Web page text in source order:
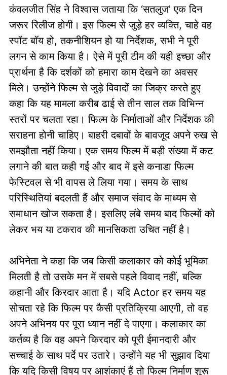
कंवलजीत सिंह ने विश्वास जताया कि ‘सतलुज’ एक दिन
जरूर रिलीज होगी। इस फिल्म से जुड़े हर व्यक्ति, चाहे वह
स्पॉट बॉय हो, तकनीशियन हो या निर्देशक, सभी ने पूरी
लगन से काम किया है। ऐसे में पूरी टीम की यही इच्छा और
प्रार्थना है कि दर्शकों को हमारा काम देखने का अवसर
मिले। उन्होंने फिल्म से जुड़े विवादों का जिक्र करते हुए
कहा कि यह मामला करीब ढाई से तीन साल तक विभिन्न
स्तरों पर चलता रहा। फिल्म के निर्माताओं और निर्देशक की
सराहना होनी चाहिए। बाहरी दबावों के बावजूद अपने रुख से
समझौता नहीं किया। एक समय फिल्म में बड़ी संख्या में कट
लगाने की बात कही गई और बाद में इसे कनाडा फिल्म
फेस्टिवल से भी वापस ले लिया गया। समय के साथ
परिस्थितियां बदलती हैं और समाज संवाद के माध्यम से
समाधान खोज सकता है। इसलिए लंबे समय बाद फिल्मों को
लेकर भय या टकराव की मानसिकता उचित नहीं है।
अभिनेता ने कहा कि जब किसी कलाकार को कोई भूमिका
मिलती है तो उसके मन में सबसे पहले विवाद नहीं, बल्कि
कहानी और किरदार आता है। यदि Actor हर समय यह
सोचता रहे कि फिल्म पर कैसी प्रतिक्रिया आएगी, तो वह
अपने अभिनय पर पूरा ध्यान नहीं दे पाएगा। कलाकार का
कर्तव्य है कि वह अपने किरदार को पूरी ईमानदारी और
सच्चाई के साथ पर्दे पर उतारे। उन्होंने यह भी सुझाव दिया
कि यदि किसी विषय पर आशंकाएं हैं तो फिल्म निर्माण शुरू